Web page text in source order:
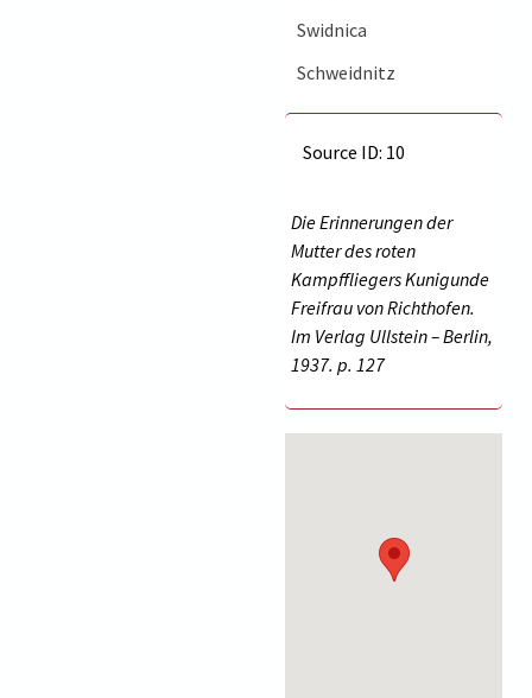
Swidnica
Schweidnitz
Source ID: 10
Die Erinnerungen der
Mutter des roten
Kampffliegers Kunigunde
Freifrau von Richthofen.
Im Verlag Ullstein – Berlin,
1937. p.127